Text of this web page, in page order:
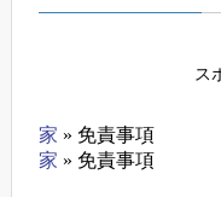
ス
家 » 免責事項
家 » 免責事項